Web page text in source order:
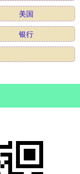
美国
银行